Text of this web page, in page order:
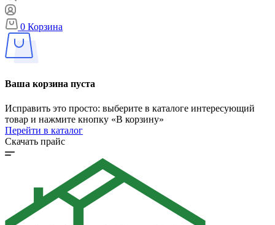
0 Корзина
Ваша корзина пуста
Исправить это просто: выберите в каталоге интересующий
товар и нажмите кнопку «В корзину»
Перейти в каталог
Скачать прайс